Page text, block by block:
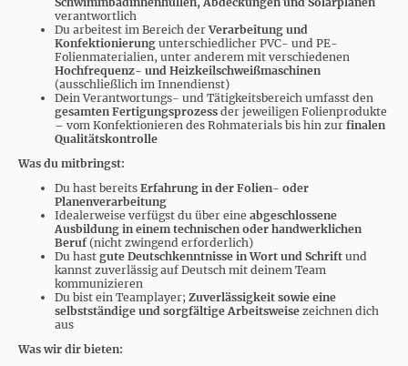
verantwortlich
Du arbeitest im Bereich derVerarbeitung und
Konfektionierung unterschiedlicher PVC- und PE-
Folienmaterialien, unter anderem mit verschiedenen
Hochfrequenz- und Heizkeilschweißmaschinen
(ausschließlich im Innendienst)
Dein Verantwortungs- und Tätigkeitsbereich umfasst den
gesamten Fertigungsprozess der jeweiligen Folienprodukte
– vom Konfektionieren des Rohmaterials bis hin zur finalen
Qualitätskontrolle
Was du mitbringst:
Du hast bereits Erfahrung in der Folien- oder
Planenverarbeitung
Idealerweise verfügst du über eine abgeschlossene
Ausbildung in einem technischen oder handwerklichen
Beruf(nicht zwingend erforderlich)
Du hast gute Deutschkenntnisse in Wort und Schrift und
kannst zuverlässig auf Deutsch mit deinem Team
kommunizieren
Du bist ein Teamplayer; Zuverlässigkeit sowie eine
selbstständige und sorgfältige Arbeitsweise zeichnen dich
aus
Was wir dir bieten: